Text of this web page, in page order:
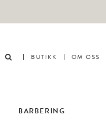
BUTIKK OM OSS
BARBERING